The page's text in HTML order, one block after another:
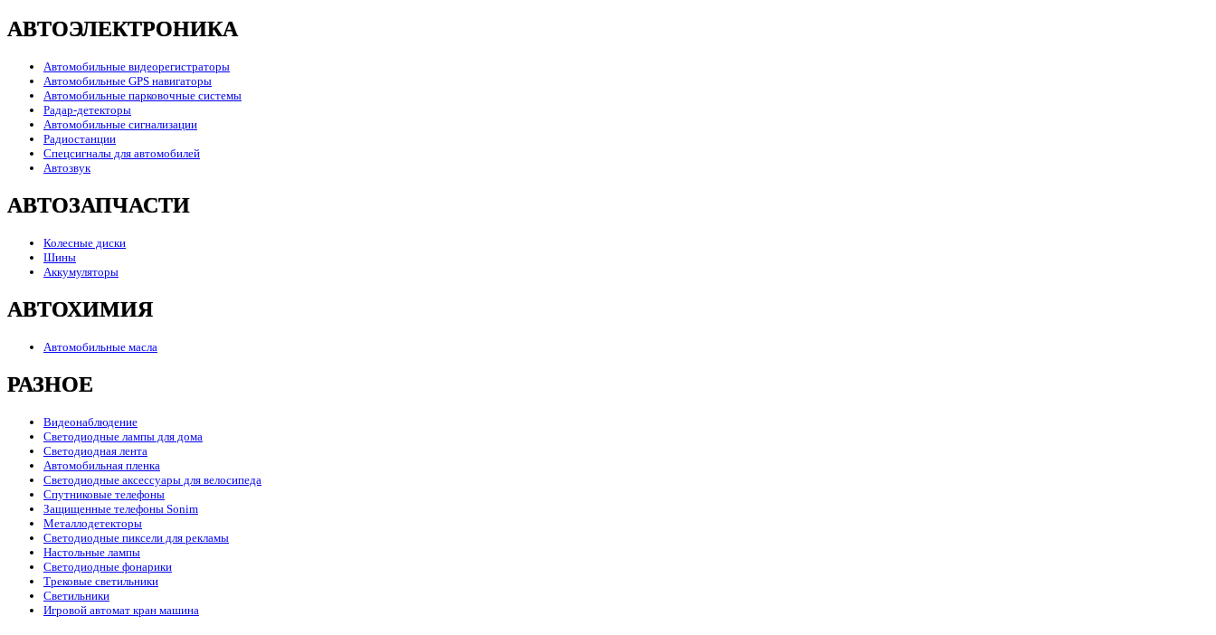
АВТОЭЛЕКТРОНИКА
Автомобильные видеорегистраторы
Автомобильные GPS навигаторы
Автомобильные парковочные системы
Радар-детекторы
Автомобильные сигнализации
Радиостанции
Спецсигналы для автомобилей
Автозвук
АВТОЗАПЧАСТИ
Колесные диски
Шины
Аккумуляторы
АВТОХИМИЯ
Автомобильные масла
РАЗНОЕ
Видеонаблюдение
Светодиодные лампы для дома
Светодиодная лента
Автомобильная пленка
Светодиодные аксессуары для велосипеда
Спутниковые телефоны
Защищенные телефоны Sonim
Металлодетекторы
Светодиодные пиксели для рекламы
Настольные лампы
Светодиодные фонарики
Трековые светильники
Светильники
Игровой автомат кран машина